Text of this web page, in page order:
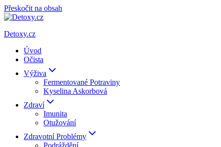
Přeskočit na obsah
Detoxy.cz
Úvod
Očista
Výživa
Fermentované Potraviny
Kyselina Askorbová
Zdraví
Imunita
Otužování
Zdravotní Problémy
Podráždění